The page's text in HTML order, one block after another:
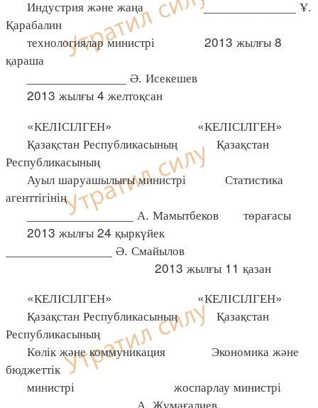
Индустрия және жаңа _____________ Ұ.
Қарабалин
технологиялар министрі 2013 жылғы 8
қараша
______________ Ә. Исекешев
2013 жылғы 4 желтоқсан
«КЕЛІСІЛГЕН» «КЕЛІСІЛГЕН»
Қазақстан Республикасының Қазақстан
Республикасының
Ауыл шаруашылығы министрі Статистика
агенттігінің
_______________ А. Мамытбеков төрағасы
2013 жылғы 24 қыркүйек
_______________ Ә. Смайылов
2013 жылғы 11 қазан
«КЕЛІСІЛГЕН» «КЕЛІСІЛГЕН»
Қазақстан Республикасының Қазақстан
Республикасының
Көлік және коммуникация Экономика және
бюджеттік
министрі жоспарлау министрі
_______________ А. Жұмағалиев